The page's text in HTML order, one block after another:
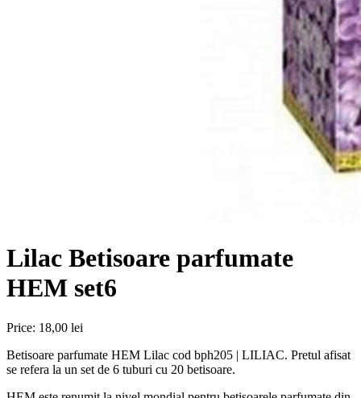
Lilac Betisoare parfumate
HEM set6
Price: 18,00 lei
Betisoare parfumate HEM Lilac cod bph205 | LILIAC. Pretul afisat
se refera la un set de 6 tuburi cu 20 betisoare.